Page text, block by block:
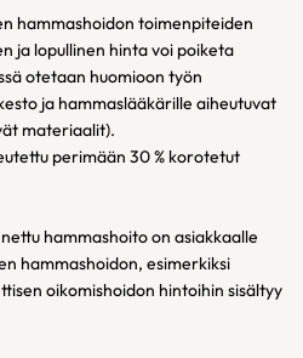
hammashoidon toimenpiteiden
ja lopullinen hinta voi poiketa
otetaan huomioon työn
ja hammaslääkärille aiheutuvat
materiaalit).
perimään 30 % korotetut
hammashoito on asiakkaalle
hammashoidon, esimerkiksi
oikomishoidon hintoihin sisältyy